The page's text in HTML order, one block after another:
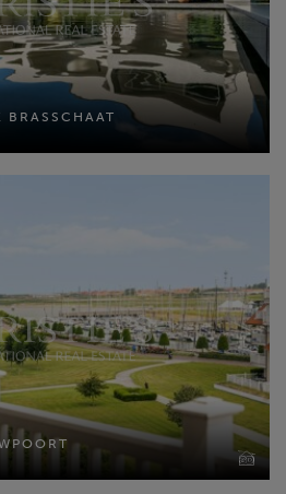
BRASSCHAAT
TE BRASSCHAAT
995 000
TE NIEUWPOORT
2 495 000
4